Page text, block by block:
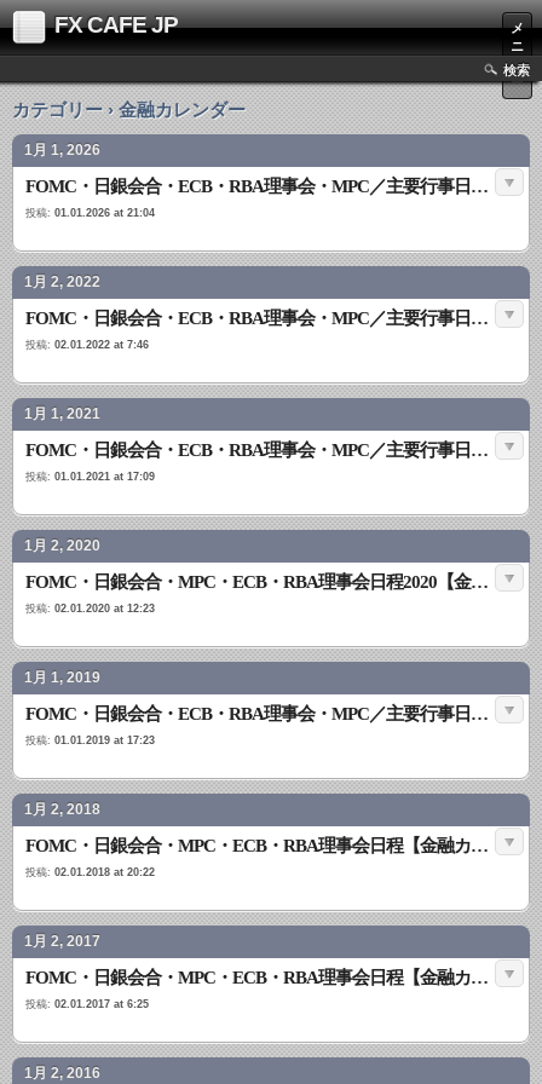
FX CAFE JP
メ
ニ
ュ
ー
検索
カテゴリー › 金融カレンダー
1月 1, 2026
FOMC・日銀会合・ECB・RBA理事会・MPC／主要行事日程2026【令和8年カレンダー】保存版
投稿: 01.01.2026 at 21:04
1月 2, 2022
FOMC・日銀会合・ECB・RBA理事会・MPC／主要行事日程2022【令和4年カレンダー】保存版
投稿: 02.01.2022 at 7:46
1月 1, 2021
FOMC・日銀会合・ECB・RBA理事会・MPC／主要行事日程2021【令和3年カレンダー】保存版
投稿: 01.01.2021 at 17:09
1月 2, 2020
FOMC・日銀会合・MPC・ECB・RBA理事会日程2020【金融カレンダー令和2年】保存版
投稿: 02.01.2020 at 12:23
1月 1, 2019
FOMC・日銀会合・ECB・RBA理事会・MPC／主要行事日程2019【平成31年カレンダー 保存版】
投稿: 01.01.2019 at 17:23
1月 2, 2018
FOMC・日銀会合・MPC・ECB・RBA理事会日程【金融カレンダー2018 保存版】
投稿: 02.01.2018 at 20:22
1月 2, 2017
FOMC・日銀会合・MPC・ECB・RBA理事会日程【金融カレンダー2017 保存版】
投稿: 02.01.2017 at 6:25
1月 2, 2016